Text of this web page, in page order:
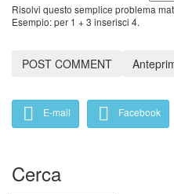
Risolvi questo semplice problema
Esempio: per 1 + 3 inserisci 4.
E-mail Facebook
Cerca